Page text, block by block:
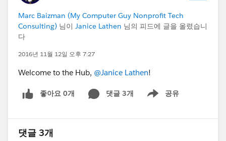
Marc Baizman (My Computer Guy Nonprofit Tech
Consulting) 님이 Janice Lathen 님의 피드에 글을 올렸습니
다
2016년 11월 12일 오후 7:27
Welcome to the Hub, @Janice Lathen!
좋아요 0개 댓글 3개 공유
Show menu
댓글 3개